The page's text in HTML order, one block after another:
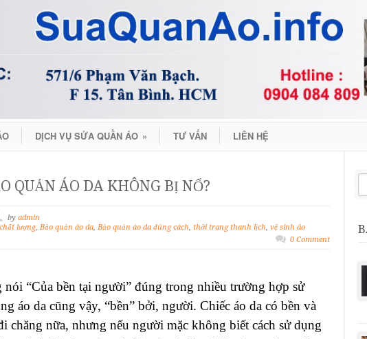
DỊCH VỤ SỬA QUẦN ÁO » TƯ VẤN LIÊN HỆ
QUẢN ÁO DA KHÔNG BỊ NỔ?
by admin
lượng, Bảo quản áo da, Bảo quản áo da đúng cách, thời trang thanh lịch, vệ sinh áo
0 Comment
nói “Của bền tại người” đúng trong nhiều trường hợp sử
áo da cũng vậy, “bền” bởi, người. Chiếc áo da có bền và
chăng nữa, nhưng nếu người mặc không biết cách sử dụng